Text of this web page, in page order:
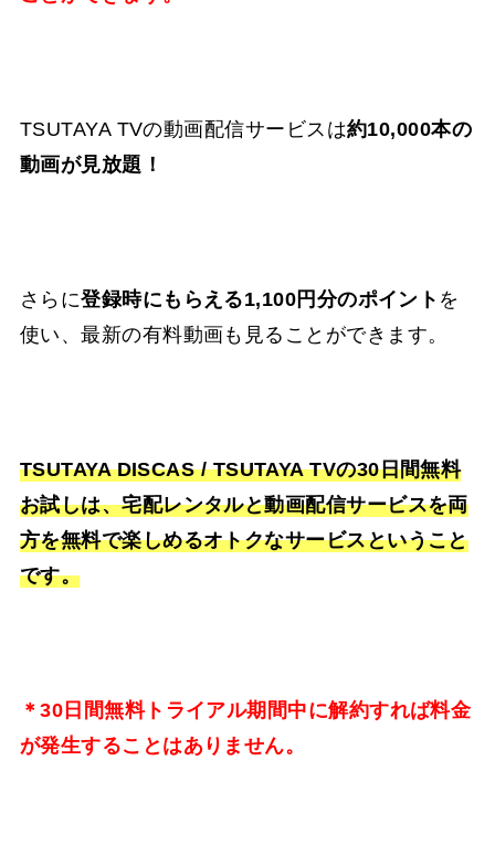
TSUTAYA TVの動画配信サービスは約10,000本の
動画が見放題！
さらに登録時にもらえる1,100円分のポイント を
使い、最新の有料動画も見ることができます。
TSUTAYA DISCAS / TSUTAYA TVの30日間無料
お試しは、宅配レンタルと動画配信サービスを両
方を無料で楽しめるオトクなサービスということ
です。
＊30日間無料トライアル期間中に解約すれば料金
が発生することはありません。